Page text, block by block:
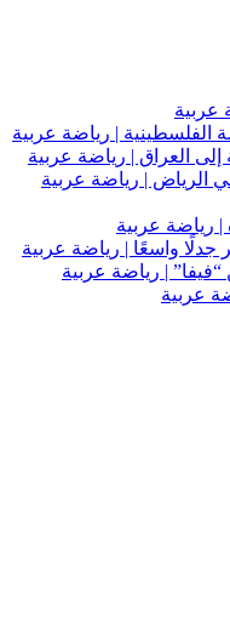
عربية
الفلسطينية | رياضة عربية
إلى العراق | رياضة عربية
رياضة عربية
جدلًا واسعًا | رياضة عربية
| رياضة عربية
عربية